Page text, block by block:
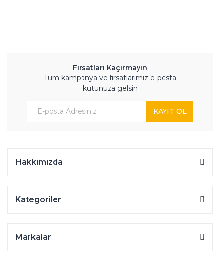
Fırsatları Kaçırmayın
Tüm kampanya ve fırsatlarımız e-posta
kutunuza gelsin
KAYIT OL
Hakkımızda
Kategoriler
Markalar